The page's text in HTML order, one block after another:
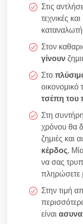
Στις
τεχνικές και
Στον
γίνουν
Στο
τσέπη του
Στη
χρόνου θα
ζημιές και
κέρδος.
να σας
πληρώσετε
Στην τιμή
είναι